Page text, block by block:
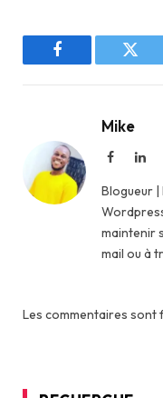
Facebook
Mike
Facebook
Blogueur
maintenir
mail ou à
Les commentaires sont